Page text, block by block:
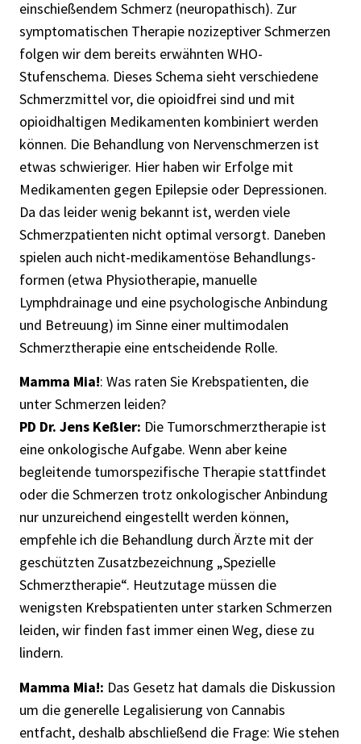
einschießendem Schmerz (neuropathisch). Zur
symptomatischen Therapie nozizeptiver Schmerzen
folgen wir dem bereits erwähnten WHO-
Stufenschema. Dieses Schema sieht verschiedene
Schmerzmittel vor, die opioidfrei sind und mit
opioidhaltigen Medikamenten kombiniert werden
können. Die Behandlung von Nervenschmerzen ist
etwas schwieriger. Hier haben wir Erfolge mit
Medikamenten gegen Epilepsie oder Depressionen.
Da das leider wenig bekannt ist, werden viele
Schmerzpatienten nicht optimal versorgt. Daneben
spielen auch nicht-medikamentöse Behandlungs-
formen (etwa Physiotherapie, manuelle
Lymphdrainage und eine psychologische Anbindung
und Betreuung) im Sinne einer multimodalen
Schmerztherapie eine entscheidende Rolle.
Mamma Mia!: Was raten Sie Krebspatienten, die
unter Schmerzen leiden?
PD Dr. Jens Keßler: Die Tumorschmerztherapie ist
eine onkologische Aufgabe. Wenn aber keine
begleitende tumorspezifische Therapie stattfindet
oder die Schmerzen trotz onkologischer Anbindung
nur unzureichend eingestellt werden können,
empfehle ich die Behandlung durch Ärzte mit der
geschützten Zusatzbezeichnung „Spezielle
Schmerztherapie“. Heutzutage müssen die
wenigsten Krebspatienten unter starken Schmerzen
leiden, wir finden fast immer einen Weg, diese zu
lindern.
Mamma Mia!: Das Gesetz hat damals die Diskussion
um die generelle Legalisierung von Cannabis
entfacht, deshalb abschließend die Frage: Wie stehen